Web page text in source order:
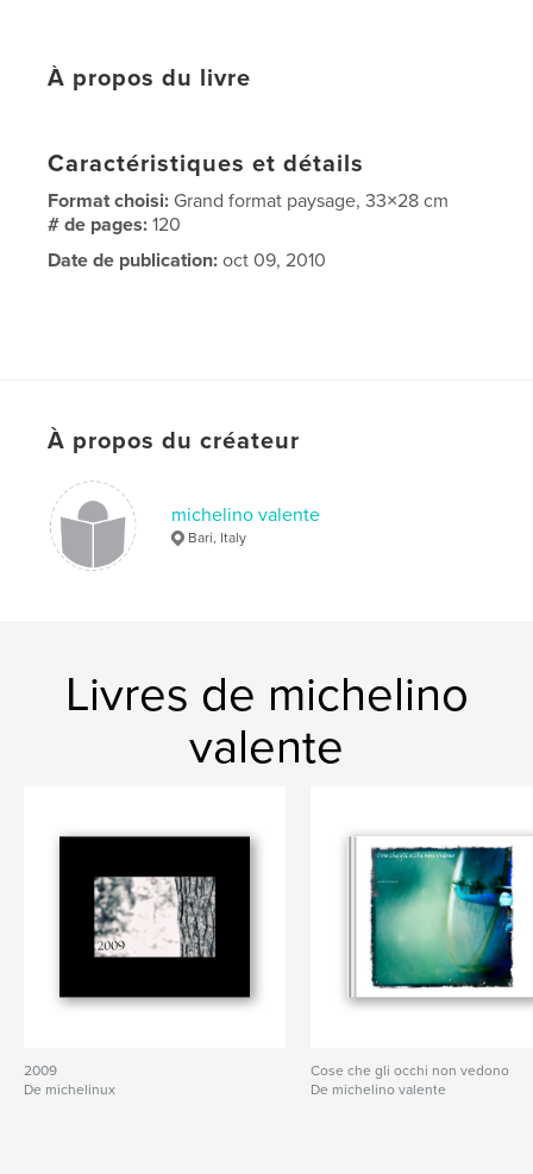
À propos du livre
Caractéristiques et détails
Format choisi: Grand format paysage, 33×28 cm
# de pages:120
Date de publication: oct 09, 2010
À propos du créateur
michelino valente
Bari, Italy
Livres de michelino
valente
2009
De michelinux
Cose che gli occhi non vedono
De michelino valente